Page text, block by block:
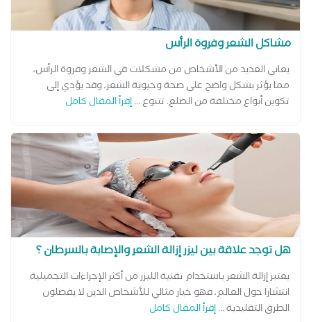
مشاكل الشعر وفروة الرأس
يعاني العديد من الأشخاص من مشكلات في الشعر وفروة الرأس،
مما يؤثر بشكل واضح على صحة وحيوية الشعر، وقد يؤدي إلى
تكوين أنواع مختلفة من الصلع. تتنوع ...إقرأ المقال كامل
هل توجد علاقة بين ليزر إزالة الشعر والإصابة بالسرطان ؟
يعتبر إزالة الشعر باستخدام تقنية الليزر من أكثر الإجراءات التجميلية
انتشارا حول العالم، فهو خيار مثالي للأشخاص الذين لا يفضلون
الطرق التقليدية ...إقرأ المقال كامل